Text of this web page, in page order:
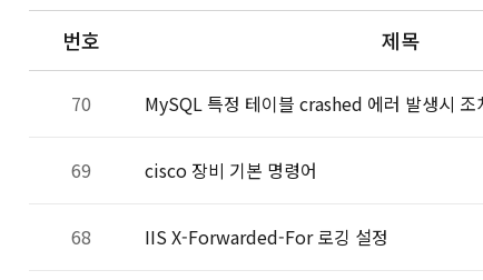
번호 제목
70 MySQL 특정 테이블 crashed 에러 발생시 조
69 cisco 장비 기본 명령어
68 IIS X-Forwarded-For 로깅 설정